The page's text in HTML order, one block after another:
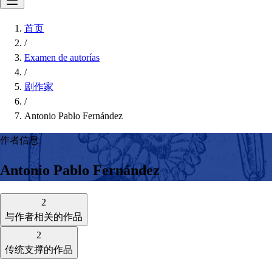
首页
/
Examen de autorías
/
剧作家
/
Antonio Pablo Fernández
作者信息
Antonio Pablo Fernández
2
与作者相关的作品
2
传统支撑的作品